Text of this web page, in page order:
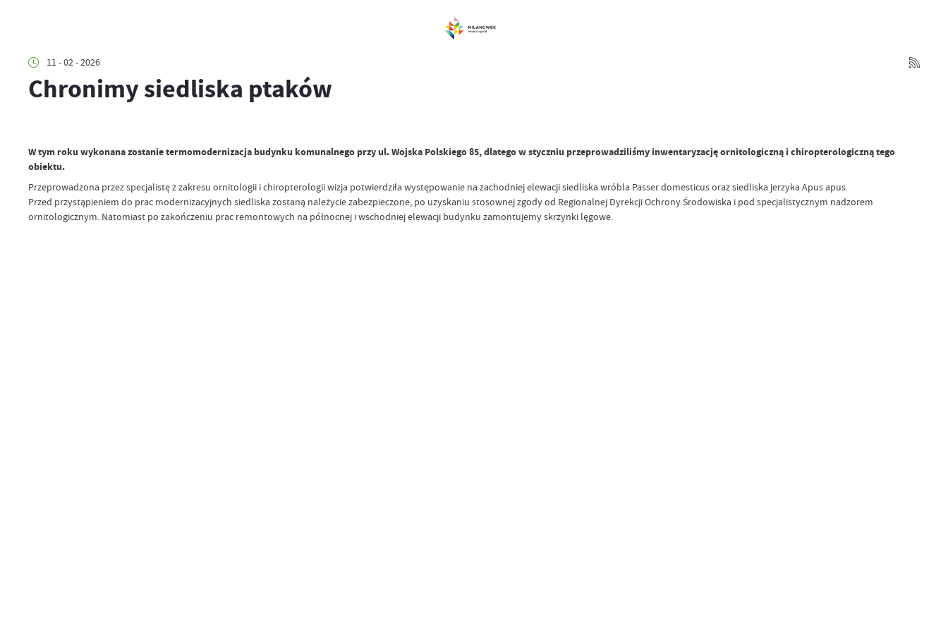
11 - 02 - 2026
Chronimy siedliska ptaków
W tym roku wykonana zostanie termomodernizacja budynku komunalnego przy ul. Wojska Polskiego 85, dlatego w styczniu przeprowadziliśmy inwentaryzację ornitologiczną i chiropterologiczną tego
obiektu.
Przeprowadzona przez specjalistę z zakresu ornitologii i chiropterologii wizja potwierdziła występowanie na zachodniej elewacji siedliska wróbla Passer domesticus oraz siedliska jerzyka Apus apus.
Przed przystąpieniem do prac modernizacyjnych siedliska zostaną należycie zabezpieczone, po uzyskaniu stosownej zgody od Regionalnej Dyrekcji Ochrony Środowiska i pod specjalistycznym nadzorem
ornitologicznym. Natomiast po zakończeniu prac remontowych na północnej i wschodniej elewacji budynku zamontujemy skrzynki lęgowe.